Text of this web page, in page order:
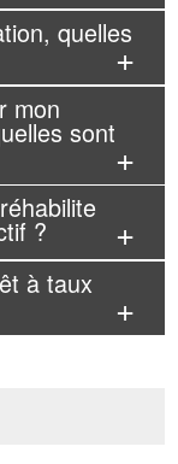
quelles
mon
sont
?
à taux